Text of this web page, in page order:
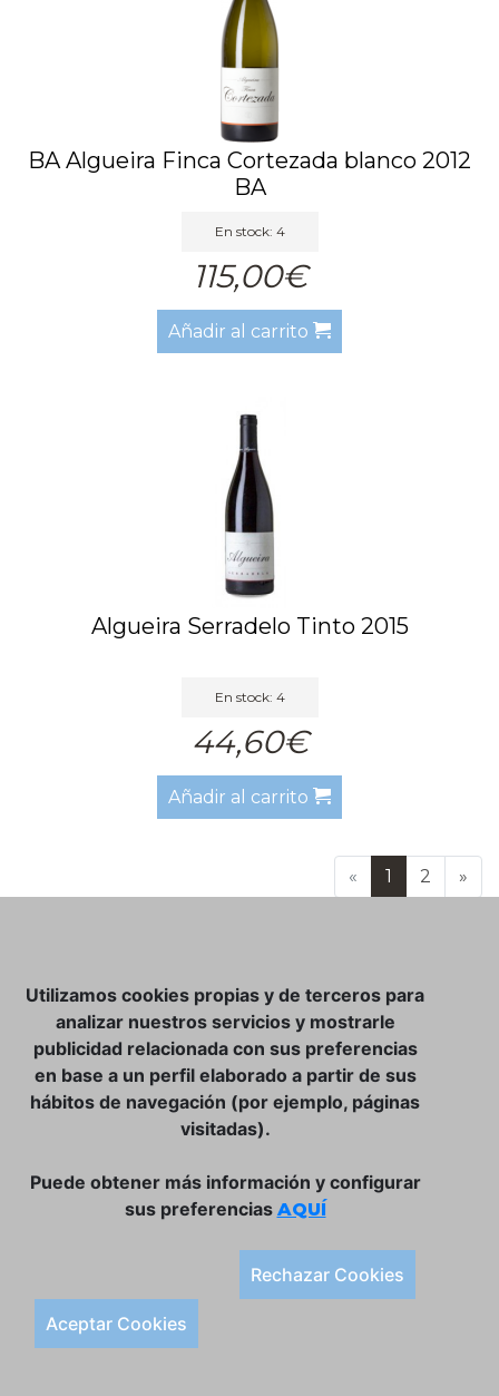
BA Algueira Finca Cortezada blanco 2012
BA
En stock: 4
115,00€
Añadir al carrito
Algueira Serradelo Tinto 2015
En stock: 4
44,60€
Añadir al carrito
« 1 2 »
CLUB VINATER
CONTACTO
TIENDA ONLINE:
Plaça de la Llibertat, 22, 07760 Ciutadella
Tlf. 971 93 78 75
Utilizamos cookies propias y de terceros para
analizar nuestros servicios y mostrarle
publicidad relacionada con sus preferencias
en base a un perfil elaborado a partir de sus
hábitos de navegación (por ejemplo, páginas
visitadas).
Puede obtener más información y configurar
sus preferencias AQUÍ
Rechazar Cookies
Aceptar Cookies